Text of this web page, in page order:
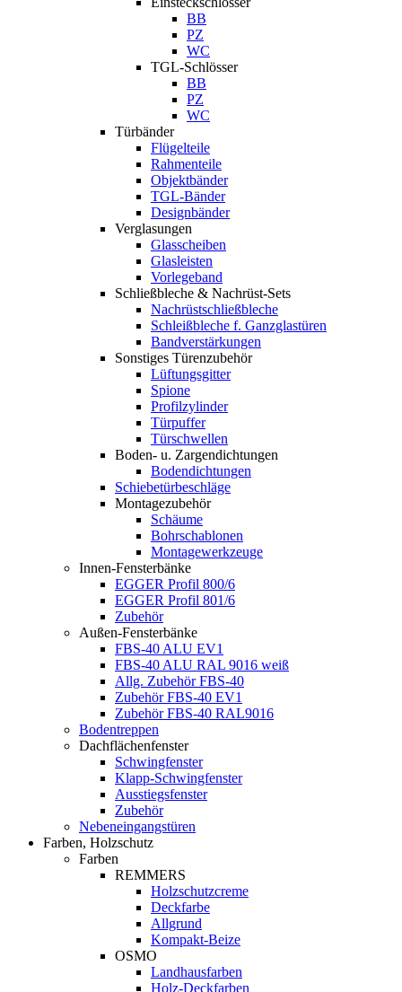
BB
PZ
WC
TGL-Schlösser
BB
PZ
WC
Türbänder
Flügelteile
Rahmenteile
Objektbänder
TGL-Bänder
Designbänder
Verglasungen
Glasscheiben
Glasleisten
Vorlegeband
Schließbleche & Nachrüst-Sets
Nachrüstschließbleche
Schleißbleche f. Ganzglastüren
Bandverstärkungen
Sonstiges Türenzubehör
Lüftungsgitter
Spione
Profilzylinder
Türpuffer
Türschwellen
Boden- u. Zargendichtungen
Bodendichtungen
Schiebetürbeschläge
Montagezubehör
Schäume
Bohrschablonen
Montagewerkzeuge
Innen-Fensterbänke
EGGER Profil 800/6
EGGER Profil 801/6
Zubehör
Außen-Fensterbänke
FBS-40 ALU EV1
FBS-40 ALU RAL 9016 weiß
Allg. Zubehör FBS-40
Zubehör FBS-40 EV1
Zubehör FBS-40 RAL9016
Bodentreppen
Dachflächenfenster
Schwingfenster
Klapp-Schwingfenster
Ausstiegsfenster
Zubehör
Nebeneingangstüren
Farben, Holzschutz
Farben
REMMERS
Holzschutzcreme
Deckfarbe
Allgrund
Kompakt-Beize
OSMO
Landhausfarben
Holz-Deckfarben